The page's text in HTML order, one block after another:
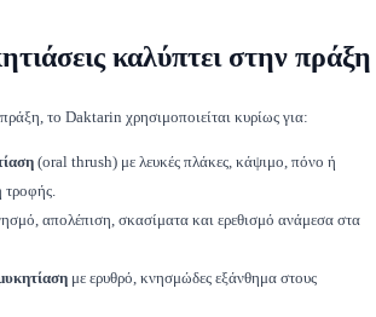
καλύπτει στην πράξη
το Daktarin χρησιμοποιείται κυρίως για:
(oral thrush) με λευκές πλάκες, κάψιμο, πόνο ή
τροφής.
απολέπιση, σκασίματα και ερεθισμό ανάμεσα στα
με ερυθρό, κνησμώδες εξάνθημα στους